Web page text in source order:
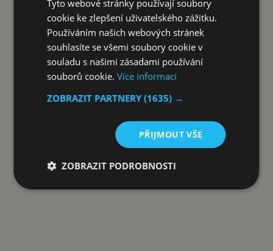
Mobil si budete moct zakoupit i v růžové variantě
Reklama
Tyto webové stránky používají soubory
cookie ke zlepšení uživatelského zážitku.
Používáním našich webových stránek
souhlasíte se všemi soubory cookie v
souladu s našimi zásadami používání
souborů cookie.Více informací
ZOBRAZIT PARTNERY(1635) →
PŘIJMOUT VŠE
ZOBRAZIT PODROBNOSTI